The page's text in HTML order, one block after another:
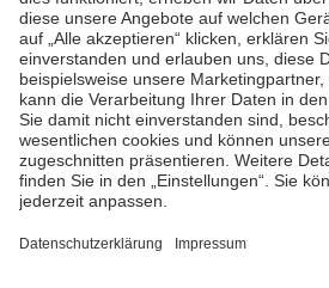
Olio di Servizio LU1022
0 Read more